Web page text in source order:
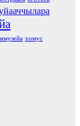
хомус